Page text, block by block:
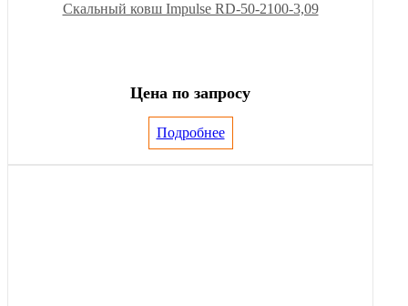
Скальный ковш Impulse RD-50-2100-3,09
Цена по запросу
Подробнее